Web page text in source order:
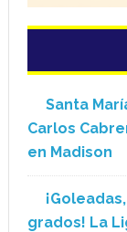
Santa
Carlos
en Madison
grados! La